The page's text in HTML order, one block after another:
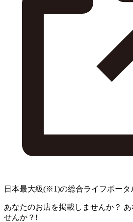
日本最大級(※1)の総合ライフポータ
あなたのお店を掲載しませんか？
せんか？!